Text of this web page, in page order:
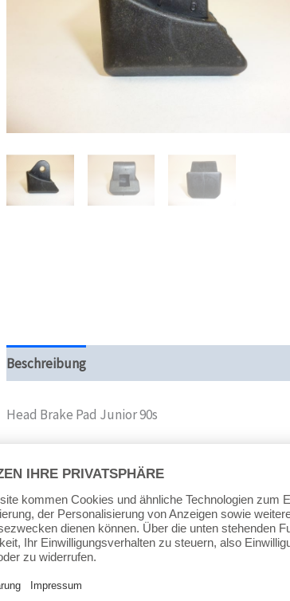
Beschreibung
Head Brake Pad Junior 90s
Ein Head Stopper für Kinderskates
Stück
(305316) Inline Skate Stopper Bremsgummi